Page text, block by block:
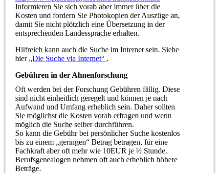
Informieren Sie sich vorab aber immer über die
Kosten und fordern Sie Photokopien der Auszüge an,
damit Sie nicht plötzlich eine Übersetzung in der
entsprechenden Landessprache erhalten.
Hilfreich kann auch die Suche im Internet sein. Siehe
hier „Die Suche via Internet“ .
Gebühren in der Ahnenforschung
Oft werden bei der Forschung Gebühren fällig. Diese
sind nicht einheitlich geregelt und können je nach
Aufwand und Umfang erheblich sein. Daher sollten
Sie möglichst die Kosten vorab erfragen und wenn
möglich die Suche selber durchführen.
So kann die Gebühr bei persönlicher Suche kostenlos
bis zu einem „geringen“ Betrag betragen, für eine
Fachkraft aber oft mehr wie 10EUR je ½ Stunde.
Berufsgenealogen nehmen oft auch erheblich höhere
Beträge.